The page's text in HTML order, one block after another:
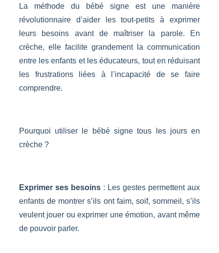
La méthode du bébé signe est une manière
révolutionnaire d’aider les tout-petits à exprimer
leurs besoins avant de maîtriser la parole. En
crèche, elle facilite grandement la communication
entre les enfants et les éducateurs, tout en réduisant
les frustrations liées à l’incapacité de se faire
comprendre.
Pourquoi utiliser le bébé signe tous les jours en
crèche ?
Exprimer ses besoins: Les gestes permettent aux
enfants de montrer s’ils ont faim, soif, sommeil, s’ils
veulent jouer ou exprimer une émotion, avant même
de pouvoir parler.